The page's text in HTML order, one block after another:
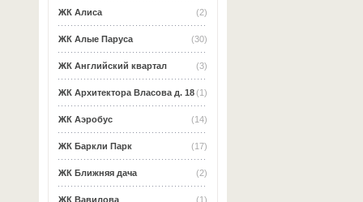
(2)
ЖК Алиса
(30)
ЖК Алые Паруса
(3)
ЖК Английский квартал
(1)
ЖК Архитектора Власова д. 18
(14)
ЖК Аэробус
(17)
ЖК Баркли Парк
(2)
ЖК Ближняя дача
(1)
ЖК Вавилова